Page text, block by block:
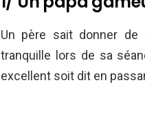
Un père sait donner
tranquille lors de sa
excellent soit dit en